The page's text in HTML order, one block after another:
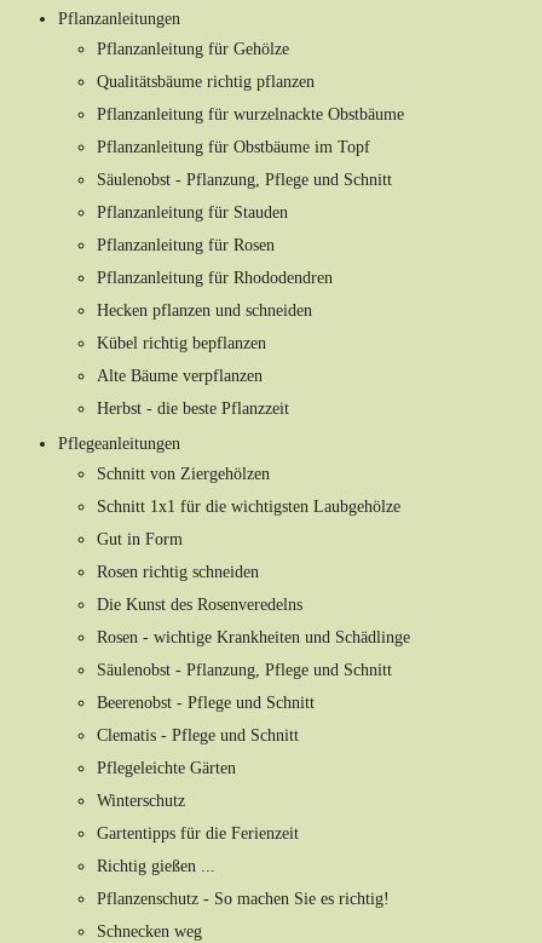
Pflanzanleitungen
Pflanzanleitung für Gehölze
Qualitätsbäume richtig pflanzen
Pflanzanleitung für wurzelnackte Obstbäume
Pflanzanleitung für Obstbäume im Topf
Säulenobst - Pflanzung, Pflege und Schnitt
Pflanzanleitung für Stauden
Pflanzanleitung für Rosen
Pflanzanleitung für Rhododendren
Hecken pflanzen und schneiden
Kübel richtig bepflanzen
Alte Bäume verpflanzen
Herbst - die beste Pflanzzeit
Pflegeanleitungen
Schnitt von Ziergehölzen
Schnitt 1x1 für die wichtigsten Laubgehölze
Gut in Form
Rosen richtig schneiden
Die Kunst des Rosenveredelns
Rosen - wichtige Krankheiten und Schädlinge
Säulenobst - Pflanzung, Pflege und Schnitt
Beerenobst - Pflege und Schnitt
Clematis - Pflege und Schnitt
Pflegeleichte Gärten
Winterschutz
Gartentipps für die Ferienzeit
Richtig gießen ...
Pflanzenschutz - So machen Sie es richtig!
Schnecken weg